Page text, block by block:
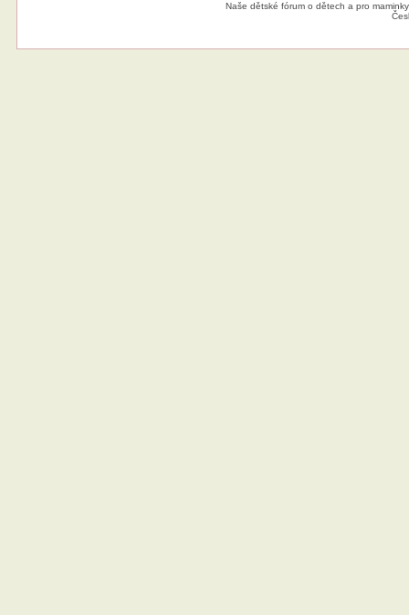
Naše dětské fórum o dětech a pro